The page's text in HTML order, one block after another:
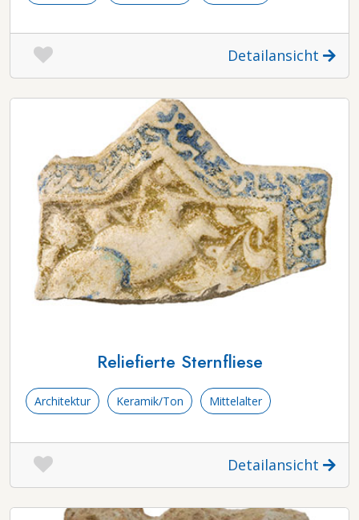
Detailansicht
Reliefierte Sternfliese
Architektur Keramik/Ton Mittelalter
Detailansicht